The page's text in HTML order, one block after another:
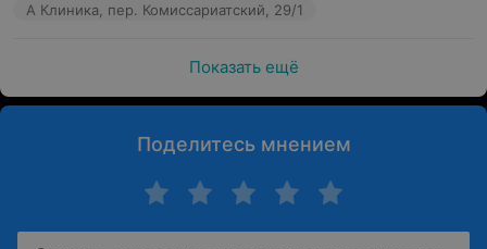
А Клиника, пер. Комиссариатский, 29/1
Показать ещё
Поделитесь мнением